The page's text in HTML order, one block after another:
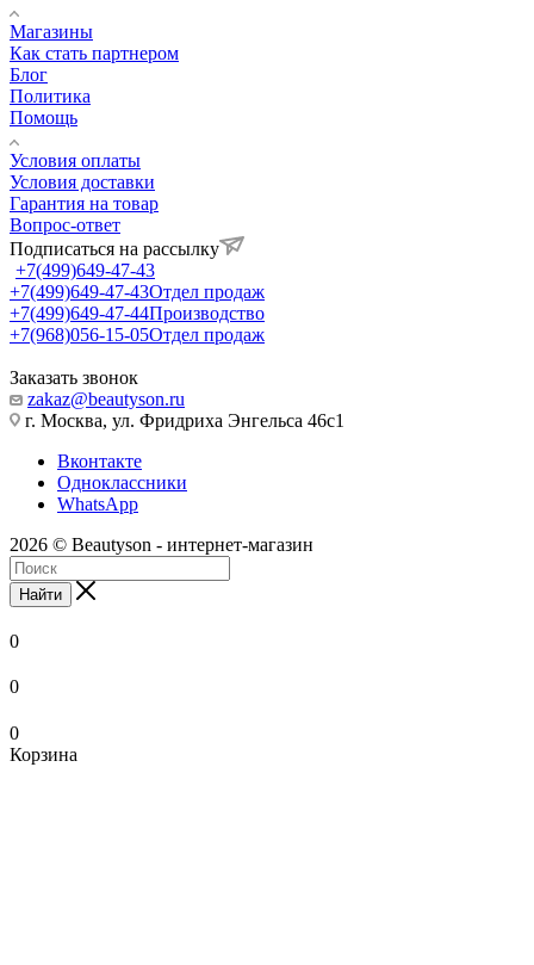
Магазины
Как стать партнером
Блог
Политика
Помощь
Условия оплаты
Условия доставки
Гарантия на товар
Вопрос-ответ
Подписаться на рассылку
+7(499)649-47-43
+7(499)649-47-43Отдел продаж
+7(499)649-47-44Производство
+7(968)056-15-05Отдел продаж
Заказать звонок
zakaz@beautyson.ru
г. Москва, ул. Фридриха Энгельса 46с1
Вконтакте
Одноклассники
WhatsApp
2026 © Beautyson - интернет-магазин
Найти
0
0
0
Корзина